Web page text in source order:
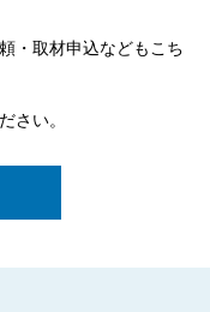
・取材申込などもこち
さい。